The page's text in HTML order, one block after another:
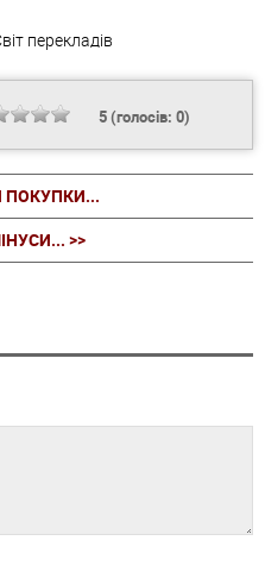
перекладів
5(голосів: 0)
ПОКУПКИ...
>>